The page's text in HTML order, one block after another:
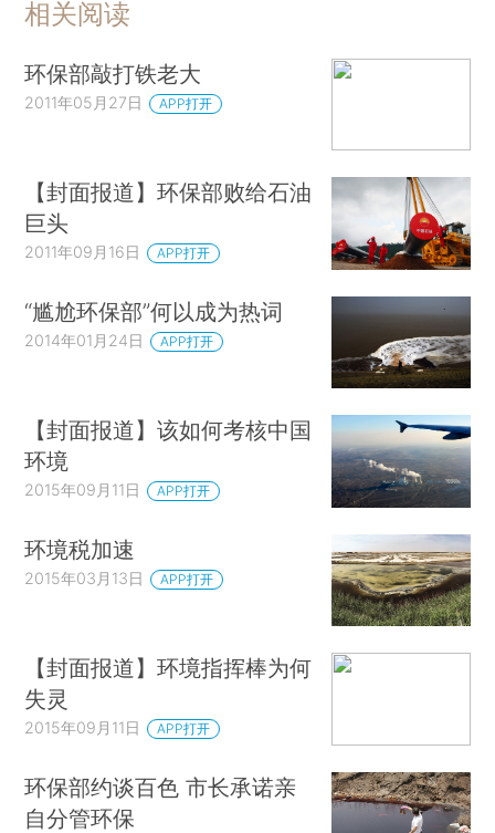
相关阅读
环保部敲打铁老大
2011年05月27日 APP打开
【封面报道】环保部败给石油
巨头
2011年09月16日 APP打开
“尴尬环保部”何以成为热词
2014年01月24日 APP打开
【封面报道】该如何考核中国
环境
2015年09月11日 APP打开
环境税加速
2015年03月13日 APP打开
【封面报道】环境指挥棒为何
失灵
2015年09月11日 APP打开
环保部约谈百色 市长承诺亲
自分管环保